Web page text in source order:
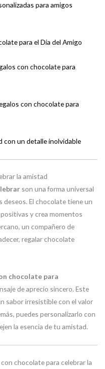
para amigos
para el Día del Amigo
con chocolate para
con chocolate para
con un detalle inolvidable
la amistad
son una forma universal
El chocolate tiene un
y crea momentos
un compañero de
regalar chocolate
chocolate para
de aprecio sincero. Este
sabor irresistible con el valor
puedes personalizarlo con
la esencia de tu amistad.
chocolate para celebrar la